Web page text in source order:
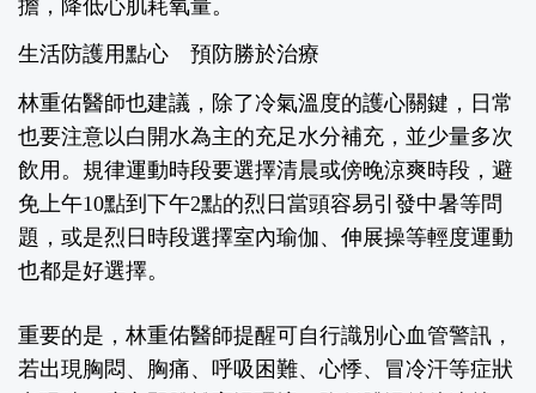
擔，降低心肌耗氧量。
生活防護用點心 預防勝於治療
林重佑醫師也建議，除了冷氣溫度的護心關鍵，日常
也要注意以白開水為主的充足水分補充，並少量多次
飲用。規律運動時段要選擇清晨或傍晚涼爽時段，避
免上午10點到下午2點的烈日當頭容易引發中暑等問
題，或是烈日時段選擇室內瑜伽、伸展操等輕度運動
也都是好選擇。
重要的是，林重佑醫師提醒可自行識別心血管警訊，
若出現胸悶、胸痛、呼吸困難、心悸、冒冷汗等症狀